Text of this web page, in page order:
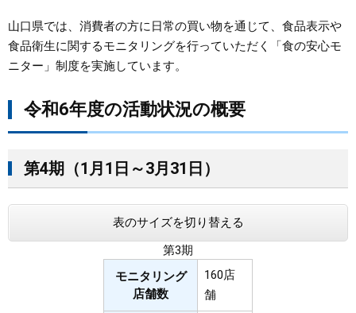
県政情報
山口県では、消費者の方に日常の買い物を通じて、食品表示や
食品衛生に関するモニタリングを行っていただく「食の安心モ
ニター」制度を実施しています。
令和6年度の活動状況の概要
第4期（1月1日～3月31日）
表のサイズを切り替える
第3期
モニタリング
店舗数
160店
舗